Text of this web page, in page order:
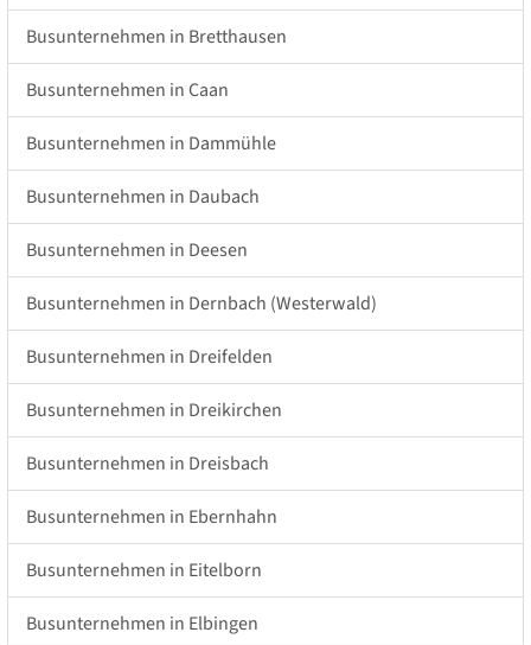
Busunternehmen in Bretthausen
Busunternehmen in Caan
Busunternehmen in Dammühle
Busunternehmen in Daubach
Busunternehmen in Deesen
Busunternehmen in Dernbach (Westerwald)
Busunternehmen in Dreifelden
Busunternehmen in Dreikirchen
Busunternehmen in Dreisbach
Busunternehmen in Ebernhahn
Busunternehmen in Eitelborn
Busunternehmen in Elbingen